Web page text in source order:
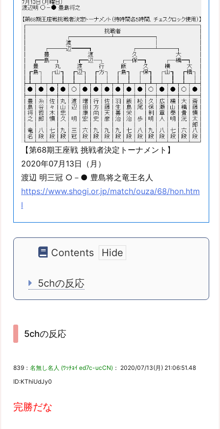
【第68期王座戦 挑戦者決定トーナメント】
2020年07月13日（月）
渡辺 明三冠 ○－● 豊島将之竜王名人
https://www.shogi.or.jp/match/ouza/68/hon.htm
l
Contents
5chの反応
5chの反応
839： 名無し名人 (ﾜｯﾁｮｲ ed7c-ucCN) ： 2020/07/13(月) 21:06:51.48
ID:KThiUdJy0
完勝だな